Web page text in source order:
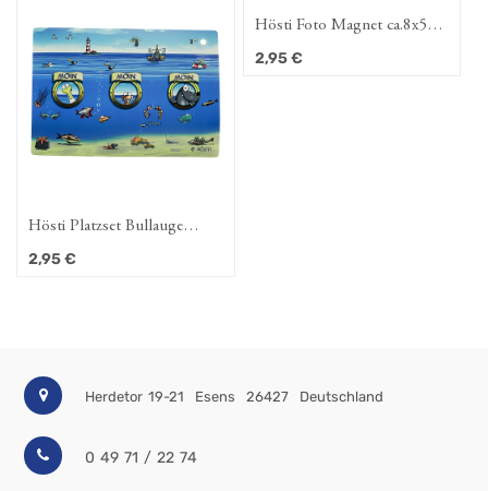
Hösti Platzset Bullauge
Moin Moin Moin ca.
2,95€
Hösti Foto Magnet ca.8x5cm
Bullauge Moin Moin Moin
2,95€
Herdetor 19-21 Esens 26427 Deutschland
0 49 71 / 22 74